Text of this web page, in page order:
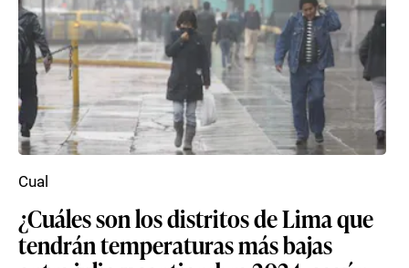
¿Cuáles son los distritos de Lima que
tendrán temperaturas más bajas
Cual